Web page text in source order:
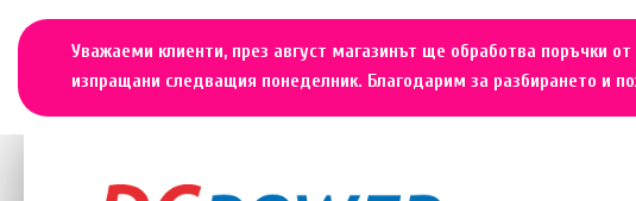
Уважаеми клиенти, през август магазинът ще обработва поръчки
изпращани следващия понеделник. Благодарим за разбирането и